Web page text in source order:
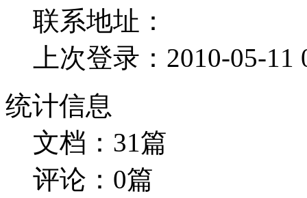
联系地址：
上次登录：2010-05-11
统计信息
文档：31篇
评论：0篇